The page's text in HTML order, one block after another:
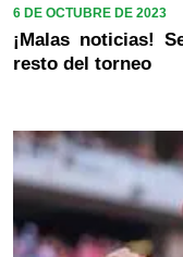
6 DE OCTUBRE DE 2023
¡Malas noticias!
resto del torneo